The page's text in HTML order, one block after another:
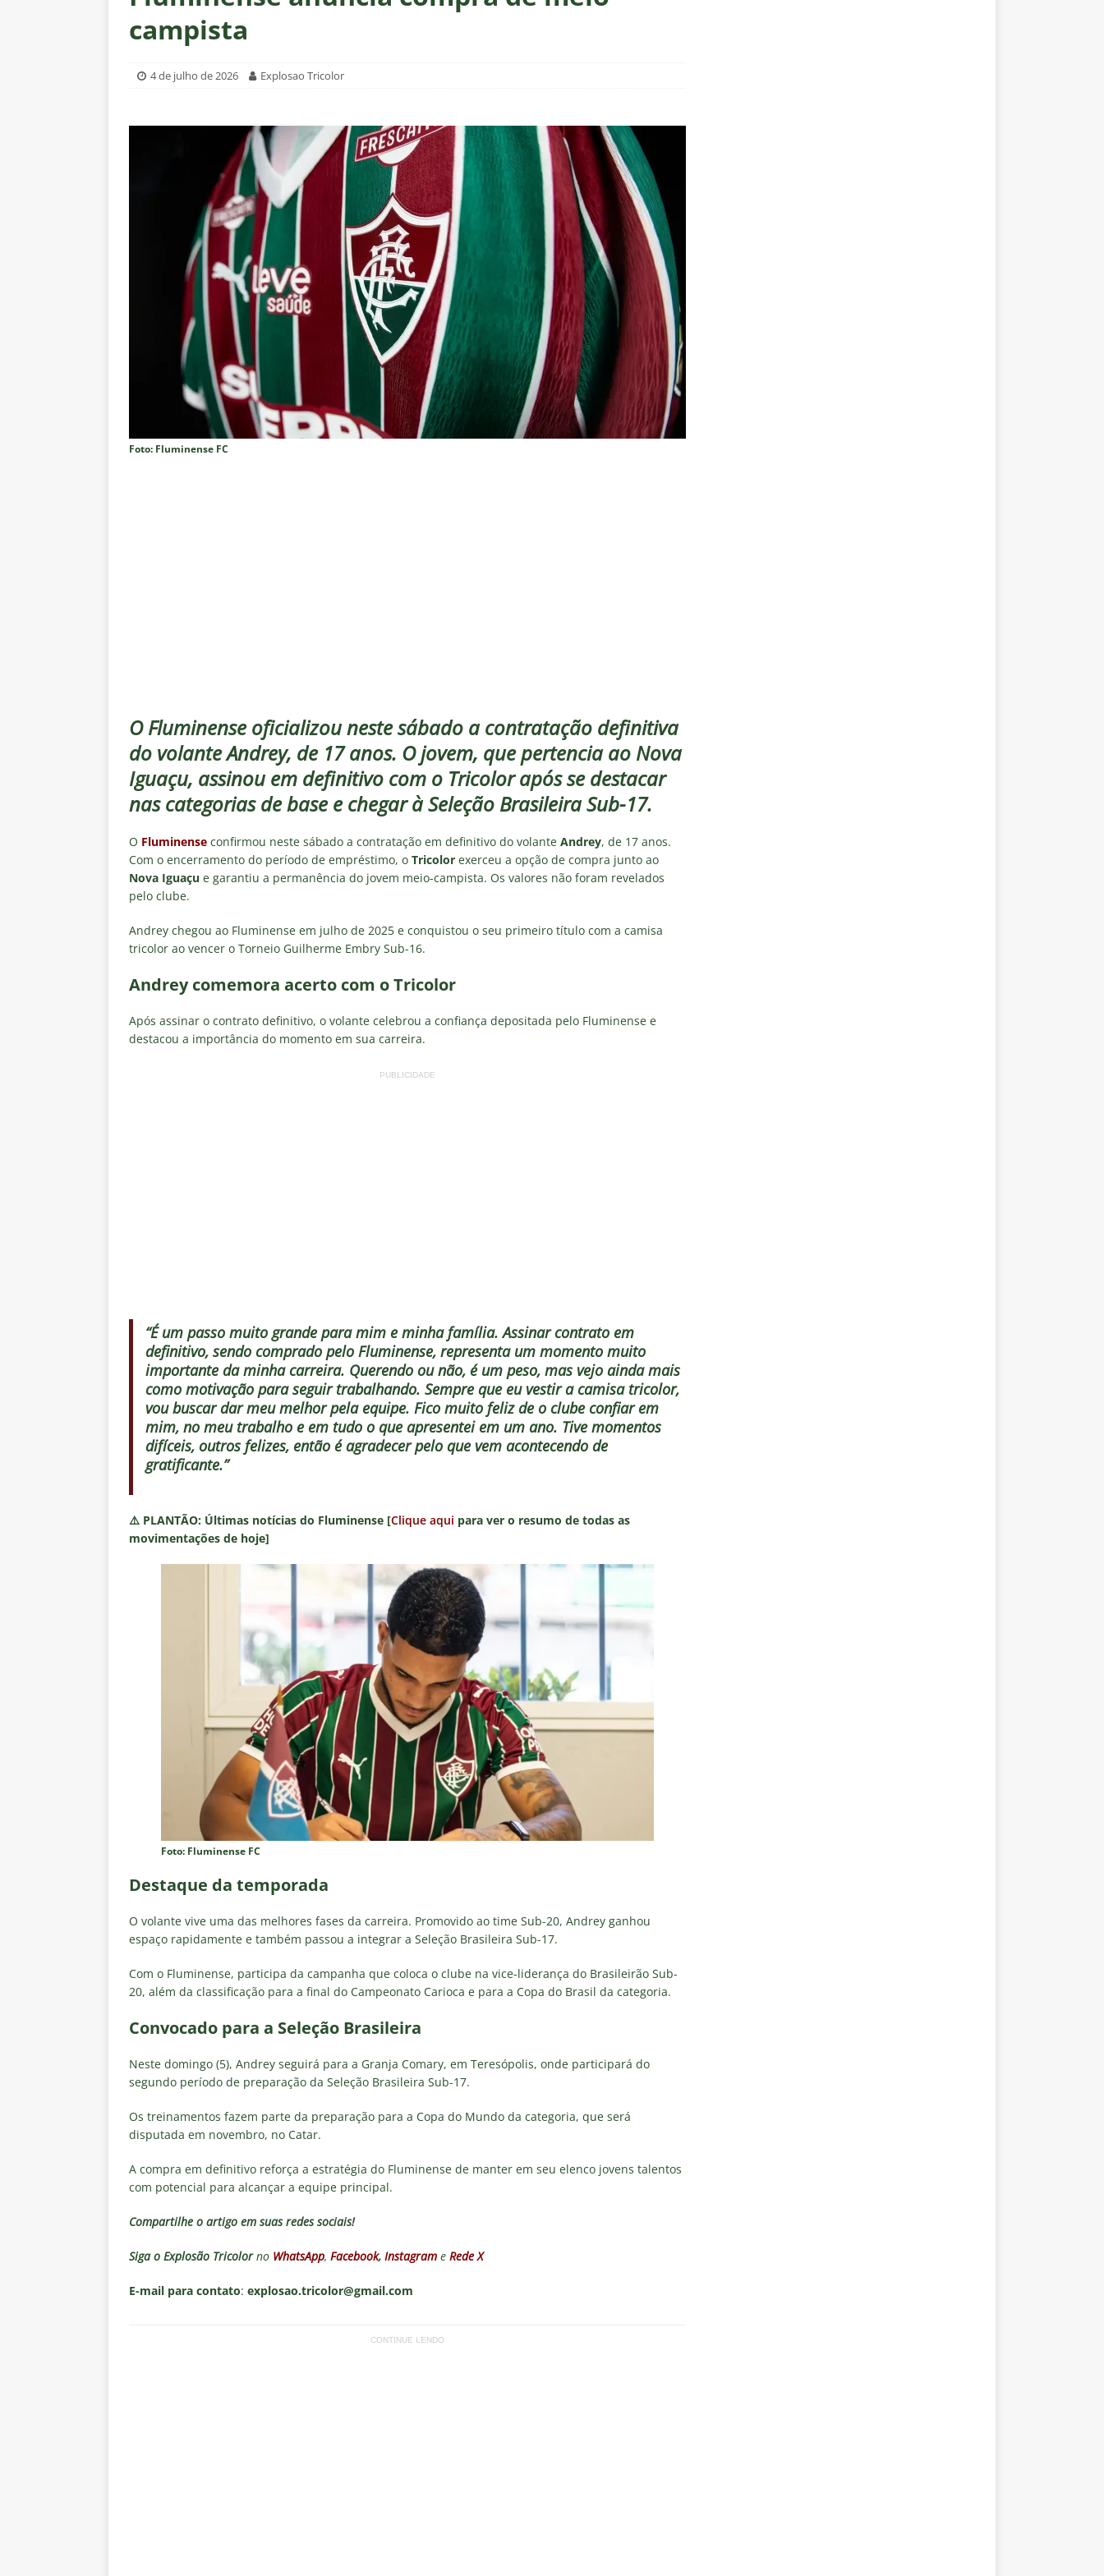
Zubeldía testa mudanças no Fluminense para o clássico contra o
Botafogo; veja provável escalação
[ 7 de agosto de 2026 ] Urgente: Fluminense revela resultados dos exames de John Kennedy
NOTÍCIAS
[ 7 de agosto de 2026 ]
Rivadavia anuncia reforço de peso para enfrentar o Fluminense na
Libertadores
NOTÍCIAS
[ 7 de agosto de 2026 ]
Fluminense x Botafogo pelo Brasileirão Feminino é adiado; saiba o motivo
NOTÍCIAS
[ 7 de agosto de 2026 ]
Fluminense deve ter pelo menos cinco desfalques contra o Botafogo
NOTÍCIAS
[ 7 de agosto de 2026 ]
⚠️ EDITORIAL: Fracasso do Fluminense é “projeto” para empurrar a SAF,
dispara Vinicius Toledo
COLUNAS
[ 7 de agosto de 2026 ]
Fluminense faz anúncio sobre o futuro do volante Ruan Sales
NOTÍCIAS
[ 7 de agosto de 2026 ]
Mercado da bola: Estafe de Luiz Henrique informa encerramento de
[ 7 de agosto de 2026 ] Brasileirão 2026: CBF divulga arbitragem para Botafogo x Fluminense
[ 7 de agosto de 2026 ]
Ex-Fluminense, Fabinho toma decisão após saída do Al-Ittihad
[ 7 de agosto de 2026 ] Gigantes da Premier League disputam Kauã Elias: joia revelada pelo
Fluminense é avaliada em R$ 218 milhões e Tricolor mantém porcentagem
NOTÍCIAS
clássico pelo Brasileirão 2026
NOTÍCIAS
isenção de influenciadores e jornalistas sobre a gestão Mário Bittencourt
campista
4 de julho de 2026 Explosao Tricolor
Foto: Fluminense FC
O Fluminense oficializou neste sábado a contratação definitiva
do volante Andrey, de 17 anos. O jovem, que pertencia ao Nova
Iguaçu, assinou em definitivo com o Tricolor após se destacar
nas categorias de base e chegar à Seleção Brasileira Sub-17.
O Fluminense confirmou neste sábado a contratação em definitivo do volante Andrey, de 17 anos.
Com o encerramento do período de empréstimo, o Tricolor exerceu a opção de compra junto ao
Nova Iguaçu e garantiu a permanência do jovem meio-campista. Os valores não foram revelados
pelo clube.
Andrey chegou ao Fluminense em julho de 2025 e conquistou o seu primeiro título com a camisa
tricolor ao vencer o Torneio Guilherme Embry Sub-16.
Andrey comemora acerto com o Tricolor
Após assinar o contrato definitivo, o volante celebrou a confiança depositada pelo Fluminense e
destacou a importância do momento em sua carreira.
PUBLICIDADE
“É um passo muito grande para mim e minha família. Assinar contrato em
definitivo, sendo comprado pelo Fluminense, representa um momento muito
importante da minha carreira. Querendo ou não, é um peso, mas vejo ainda mais
como motivação para seguir trabalhando. Sempre que eu vestir a camisa tricolor,
vou buscar dar meu melhor pela equipe. Fico muito feliz de o clube confiar em
mim, no meu trabalho e em tudo o que apresentei em um ano. Tive momentos
difíceis, outros felizes, então é agradecer pelo que vem acontecendo de
gratificante.”
⚠️ PLANTÃO: Últimas notícias do Fluminense [Clique aqui para ver o resumo de todas as
movimentações de hoje]
Foto: Fluminense FC
Destaque da temporada
O volante vive uma das melhores fases da carreira. Promovido ao time Sub-20, Andrey ganhou
espaço rapidamente e também passou a integrar a Seleção Brasileira Sub-17.
Com o Fluminense, participa da campanha que coloca o clube na vice-liderança do Brasileirão Sub-
20, além da classificação para a final do Campeonato Carioca e para a Copa do Brasil da categoria.
Convocado para a Seleção Brasileira
Neste domingo (5), Andrey seguirá para a Granja Comary, em Teresópolis, onde participará do
segundo período de preparação da Seleção Brasileira Sub-17.
Os treinamentos fazem parte da preparação para a Copa do Mundo da categoria, que será
disputada em novembro, no Catar.
A compra em definitivo reforça a estratégia do Fluminense de manter em seu elenco jovens talentos
com potencial para alcançar a equipe principal.
Compartilhe o artigo em suas redes sociais!
Siga o Explosão Tricolorno WhatsApp, Facebook, Instagram e Rede X
E-mail para contato: explosao.tricolor@gmail.com
CONTINUE LENDO